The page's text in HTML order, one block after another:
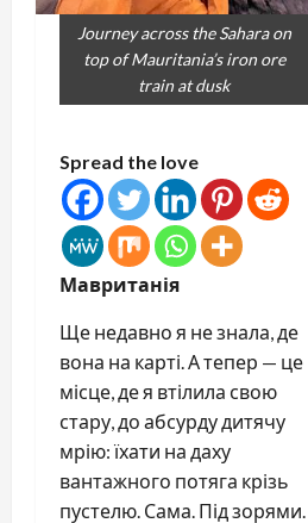
Journey across the Sahara on
top of Mauritania’s iron ore
train at dusk
Spread the love
Мавританія
Ще недавно я не знала, де
вона на карті. А тепер — це
місце, де я втілила свою
стару, до абсурду дитячу
мрію: їхати на даху
вантажного потяга крізь
пустелю. Сама. Під зорями.